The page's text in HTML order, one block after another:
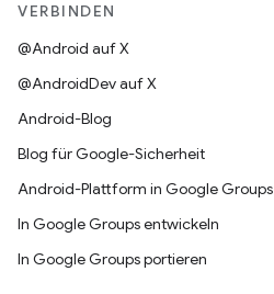
VERBINDEN
@Android auf X
@AndroidDev auf X
Android-Blog
Blog für Google-Sicherheit
Android-Plattform in Google Groups
In Google Groups entwickeln
In Google Groups portieren